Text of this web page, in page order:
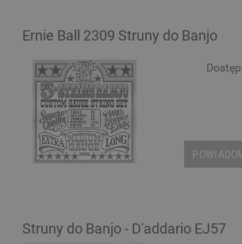
Ernie Ball 2309 Struny do Banjo
Struny do Banjo - D'addario EJ57